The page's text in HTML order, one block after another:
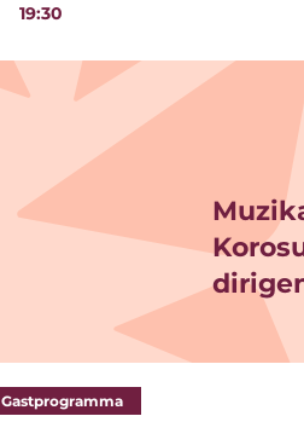
19:30
Gastprogramma